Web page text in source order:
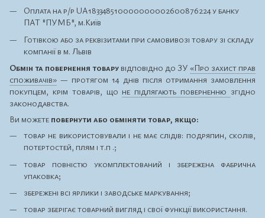
Оплата на р/р UA183348510000000002600876224 у банку
ПАТ "ПУМБ", м.Київ
Готівкою або за реквізитами при самовивозі товару зі складу
компанії в м. Львів
Обмін та повернення товару відповідно до ЗУ «Про захист прав
споживачів» — протягом 14 днів після отримання замовлення
покупцем, крім товарів, що не підлягають поверненню згідно
законодавства.
Ви можете повернути або обміняти товар, якщо:
товар не використовували і не має слідів: подряпин, сколів,
потертостей, плям і т.п .;
товар повністю укомплектований і збережена фабрична
упаковка;
збережені всі ярлики і заводське маркування;
товар зберігає товарний вигляд і свої функції використання.